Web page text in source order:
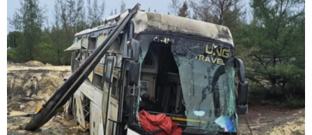
Giấy báo tử trường hợp bệnh nhi tử vong. (Ảnh: TTXVN phát)
Chiều 9/8, Phó Giám đốc Bệnh viện Đa khoa
vùng Tây Nguyên (tỉnh Đắk Lắk) Lê Ka Thủy
thông tin, bé gái hai ngày tuổi tử vong tại Bệnh
viện không phải do tiêm vaccine viêm gan B.